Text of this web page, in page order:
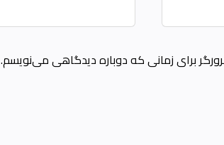
برای زمانی که دوباره دیدگاهی می‌نویسم.